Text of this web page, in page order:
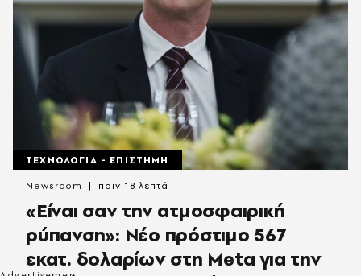
ΤΕΧΝΟΛΟΓΙΑ - ΕΠΙΣΤΗΜΗ
«Είναι σαν την ατμοσφαιρική
ρύπανση»: Νέο πρόστιμο 567
εκατ. δολαρίων στη Meta για την
Newsroom πριν 18 λεπτά